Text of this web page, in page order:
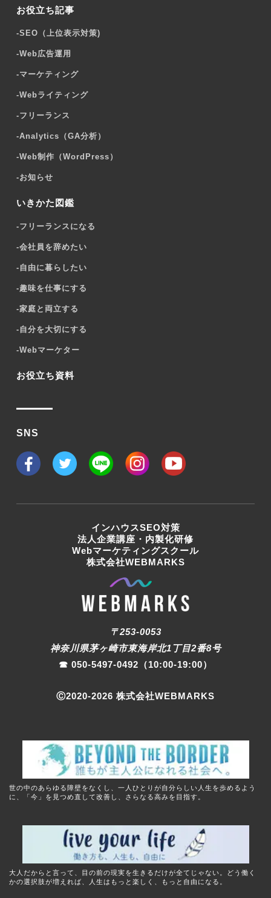
お役立ち記事
-SEO（上位表示対策)
-Web広告運用
-マーケティング
-Webライティング
-フリーランス
-Analytics（GA分析）
-Web制作（WordPress）
-お知らせ
いきかた図鑑
-フリーランスになる
-会社員を辞めたい
-自由に暮らしたい
-趣味を仕事にする
-家庭と両立する
-自分を大切にする
-Webマーケター
お役立ち資料
SNS
インハウスSEO対策
法人企業講座・内製化研修
Webマーケティングスクール
株式会社WEBMARKS
〒253-0053
神奈川県茅ヶ崎市東海岸北1丁目2番8号
☎︎ 050-5497-0492 （10:00-19:00）
Ⓒ2020-2026 株式会社WEBMARKS
世の中のあらゆる障壁をなくし、一人ひとりが自分らしい人生を歩めるよう
に、「今」を見つめ直して改善し、さらなる高みを目指す。
大人だからと言って、目の前の現実を生きるだけが全てじゃない。どう働く
かの選択肢が増えれば、人生はもっと楽しく、もっと自由になる。